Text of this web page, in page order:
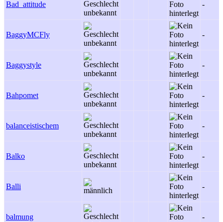
Bad_attitude -
BaggyMCFly -
Baggystyle -
Bahpomet -
balanceistischem -
Balko -
Balli -
balmung -